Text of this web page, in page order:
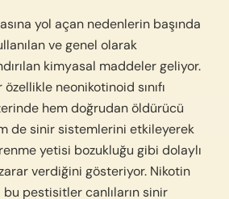
yol açan nedenlerin başında
ve genel olarak
kimyasal maddeler geliyor.
neonikotinoid sınıfı
hem doğrudan öldürücü
de sinir sistemlerini etkileyerek
yetisi bozukluğu gibi dolaylı
verdiğini gösteriyor. Nikotin
pestisitler canlıların sinir